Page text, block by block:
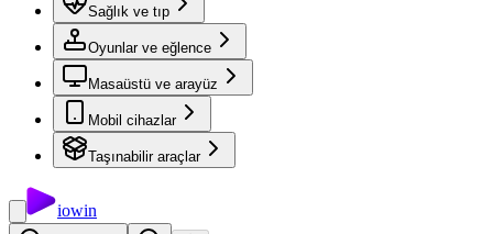
Sağlık ve tıp
Oyunlar ve eğlence
Masaüstü ve arayüz
Mobil cihazlar
Taşınabilir araçlar
iowin